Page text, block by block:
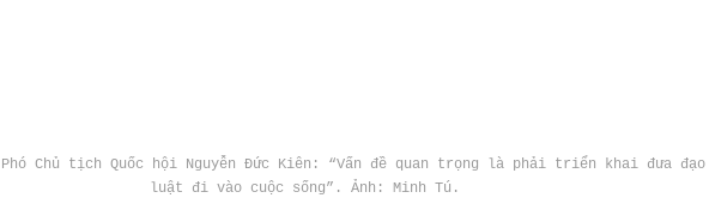
Phó Chủ tịch Quốc hội Nguyễn Đức Kiên: “Vấn đề quan trọng là phải triển khai đưa đạo
luật đi vào cuộc sống”. Ảnh: Minh Tú.